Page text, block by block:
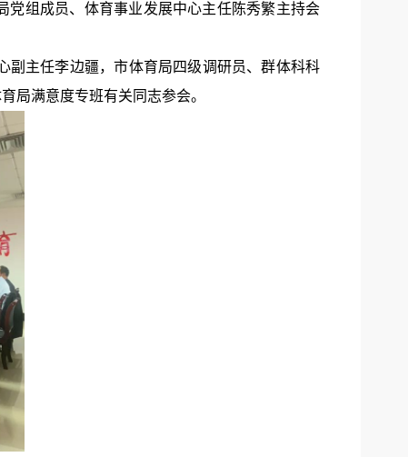
党组成员、体育事业发展中心主任陈秀繁主持会
副主任李边疆，市体育局四级调研员、群体科科
局满意度专班有关同志参会。